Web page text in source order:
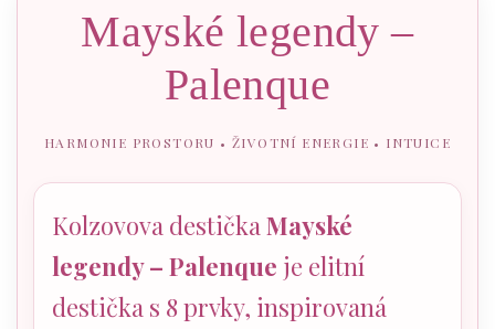
Mayské legendy –
Palenque
HARMONIE PROSTORU • ŽIVOTNÍ ENERGIE • INTUICE
Kolzovova destička Mayské
legendy – Palenque je elitní
destička s 8 prvky, inspirovaná